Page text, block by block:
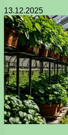
13.12.2025